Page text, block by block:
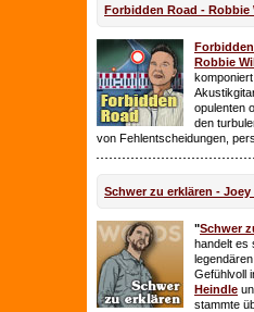
Forbidden Road - Robbie
Robbie
opulenten
den
von Fehlentscheidungen,
Schwer zu erklären - Joey
"Schwer
handelt es
Gefühlvoll
Heindle
stammte